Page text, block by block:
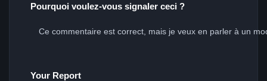
Pourquoi voulez-vous signaler ceci ?
Your Report